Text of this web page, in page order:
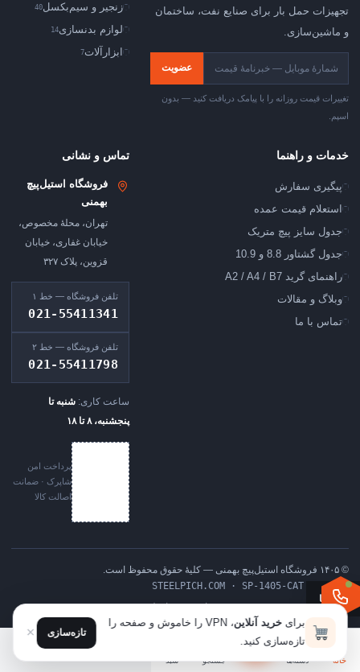
فیلترها
تجهیزات حمل بار برای صنایع نفت، ساختمان
و ماشین‌سازی.
عضویت
تغییرات قیمت روزانه را با پیامک دریافت کنید — بدون
اسپم.
زنجیر و سیم‌بکسل40
لوازم بدنسازی14
ابزارآلات7
خدمات و راهنما
پیگیری سفارش
استعلام قیمت عمده
جدول سایز پیچ متریک
جدول گشتاور 8.8 و 10.9
راهنمای گرید A2 / A4 / B7
وبلاگ و مقالات
تماس با ما
تماس و نشانی
فروشگاه استیل‌پیچ
بهمنی
تهران، محلهٔ مخصوص،
خیابان غفاری، خیابان
قزوین، پلاک ۳۲۷
تلفن فروشگاه — خط ۱
021-55411341
تلفن فروشگاه — خط ۲
021-55411798
ساعت کاری: شنبه تا
پنجشنبه، ۸ تا ۱۸
پرداخت امن
شاپرک · ضمانت
اصالت کالا
© ۱۴۰۵ فروشگاه استیل‌پیچ بهمنی — کلیهٔ حقوق محفوظ است.
STEELPICH.COM · SP-1405-CAT · REV C
ساخته‌شده با وبلی
خانه دسته‌ها جستجو سبد
برایخرید آنلاین
، VPN را خاموش و صفحه را
تازه‌سازی کنید.
تازه‌سازی ×